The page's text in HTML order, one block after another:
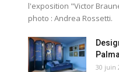
l'exposition "Victor
photo : Andrea Rossetti.
30 juin